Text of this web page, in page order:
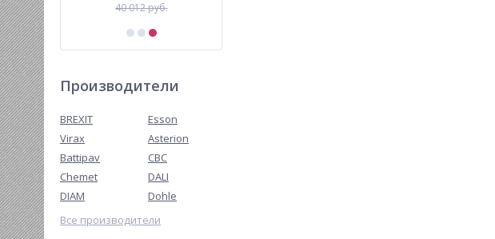
40 012 руб.
Производители
BREXIT
Esson
Virax
Asterion
Battipav
CBC
Chemet
DALI
DIAM
Dohle
Все производители